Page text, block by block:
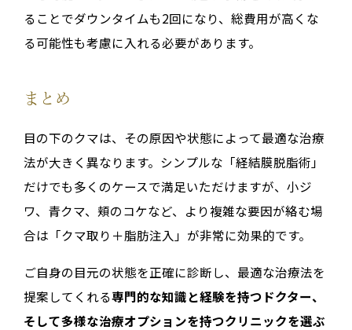
ることでダウンタイムも2回になり、総費用が高くな
る可能性も考慮に入れる必要があります。
まとめ
目の下のクマは、その原因や状態によって最適な治療
法が大きく異なります。シンプルな「経結膜脱脂術」
だけでも多くのケースで満足いただけますが、小ジ
ワ、青クマ、頬のコケなど、より複雑な要因が絡む場
合は「クマ取り＋脂肪注入」が非常に効果的です。
ご自身の目元の状態を正確に診断し、最適な治療法を
提案してくれる専門的な知識と経験を持つドクター、
そして多様な治療オプションを持つクリニックを選ぶ